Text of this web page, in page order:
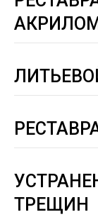
АКРИЛОМ
ТРЕЩИН